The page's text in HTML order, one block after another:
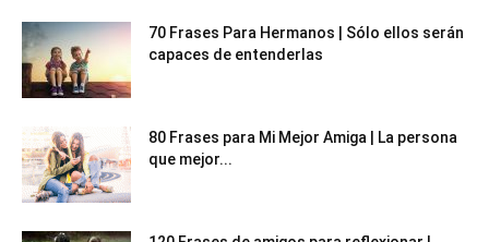
70 Frases Para Hermanos | Sólo ellos serán
capaces de entenderlas
80 Frases para Mi Mejor Amiga | La persona
que mejor...